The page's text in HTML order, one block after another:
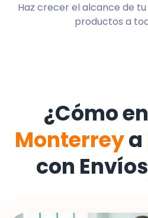
Haz crecer el alcance de
productos a
¿Cómo
Monterreya
con